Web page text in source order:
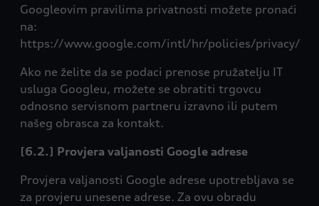
Googleovim pravilima privatnosti možete pronaći
na:
https://www.google.com/intl/hr/policies/privacy/
Ako ne želite da se podaci prenose pružatelju IT
usluga Googleu, možete se obratiti trgovcu
odnosno servisnom partneru izravno ili putem
našeg obrasca za kontakt.
[6.2.] Provjera valjanosti Google adrese
Provjera valjanosti Google adrese upotrebljava se
za provjeru unesene adrese. Za ovu obradu